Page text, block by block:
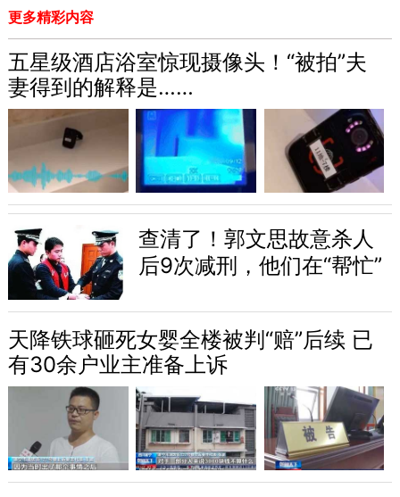
更多精彩内容
五星级酒店浴室惊现摄像头！“被拍”夫
妻得到的解释是……
查清了！郭文思故意杀人
后9次减刑，他们在“帮忙”
天降铁球砸死女婴全楼被判“赔”后续 已
有30余户业主准备上诉